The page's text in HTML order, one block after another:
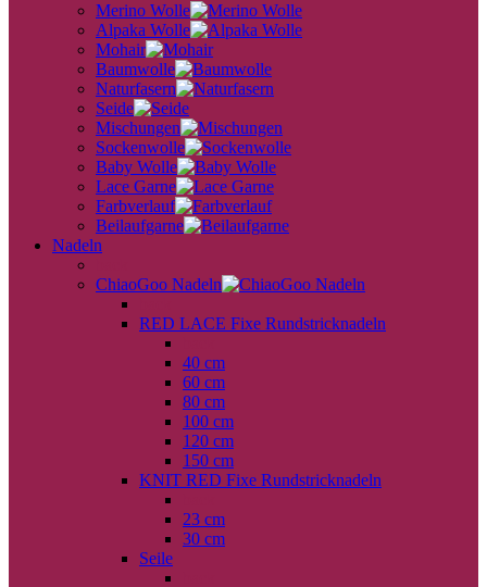
Merino Wolle
Alpaka Wolle
Mohair
Baumwolle
Naturfasern
Seide
Mischungen
Sockenwolle
Baby Wolle
Lace Garne
Farbverlauf
Beilaufgarne
Nadeln
ChiaoGoo Nadeln
RED LACE Fixe Rundstricknadeln
40 cm
60 cm
80 cm
100 cm
120 cm
150 cm
KNIT RED Fixe Rundstricknadeln
23 cm
30 cm
Seile